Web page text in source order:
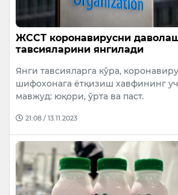
ЖССТ коронавирусни
тавсияларини янгилади
Янги тавсияларга кўра,
шифохонага ётқизиш хавфининг
мавжуд: юқори, ўрта ва паст.
21:08 / 13.11.2023